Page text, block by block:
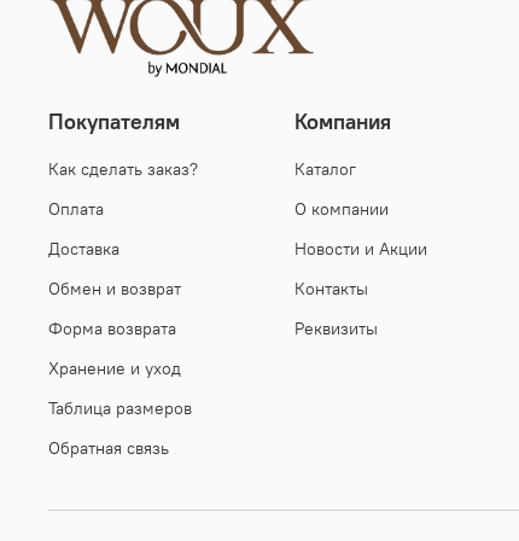
Покупателям
Как сделать заказ?
Оплата
Доставка
Обмен и возврат
Форма возврата
Хранение и уход
Таблица размеров
Обратная связь
Компания
Каталог
О компании
Новости и Акции
Контакты
Реквизиты